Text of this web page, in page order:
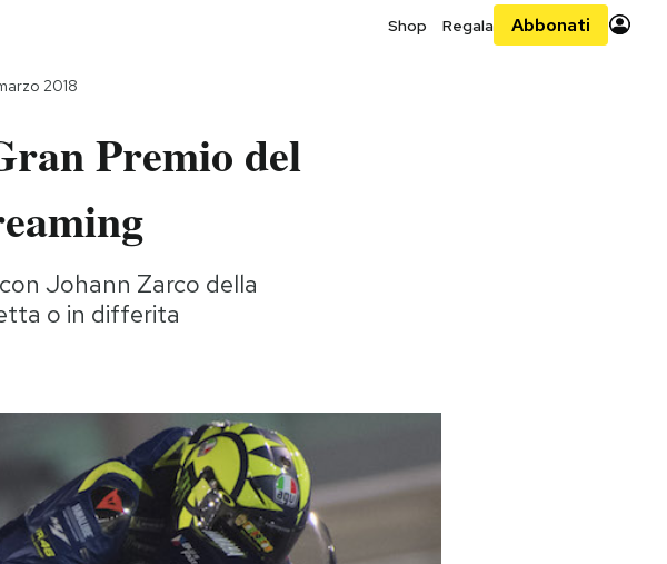
Shop Regala Abbonati
2018
Premio del
Johann Zarco della
o in differita